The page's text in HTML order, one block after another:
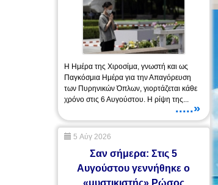
Η Ημέρα της Χιροσίμα, γνωστή και ως
Παγκόσμια Ημέρα για την Απαγόρευση
των Πυρηνικών Όπλων, γιορτάζεται κάθε
χρόνο στις 6 Αυγούστου. Η ρίψη της...
.....»
5 Αύγ 2026
Σαν σήμερα: Στις 5
Αυγούστου γεννήθηκε ο